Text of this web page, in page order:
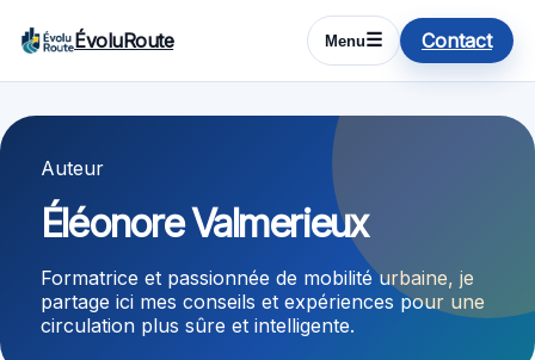
ÉvoluRoute Menu☰ Contact
Auteur
Éléonore Valmerieux
Formatrice et passionnée de mobilité urbaine, je
partage ici mes conseils et expériences pour une
circulation plus sûre et intelligente.